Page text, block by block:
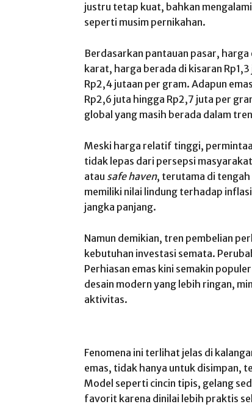
justru tetap kuat, bahkan
seperti musim pernikahan.
Berdasarkan pantauan pasar,
karat, harga berada di kisaran
Rp2,4 jutaan per gram. Adapun
Rp2,6 juta hingga Rp2,7 juta per
global yang masih berada dalam
Meski harga relatif tinggi,
tidak lepas dari persepsi
atau safe haven, terutama di
memiliki nilai lindung terhadap
jangka panjang.
Namun demikian, tren pembelian
kebutuhan investasi semata.
Perhiasan emas kini semakin
desain modern yang lebih ringan,
aktivitas.
Fenomena ini terlihat jelas di
emas, tidak hanya untuk disimpan,
Model seperti cincin tipis, gelang
favorit karena dinilai lebih praktis